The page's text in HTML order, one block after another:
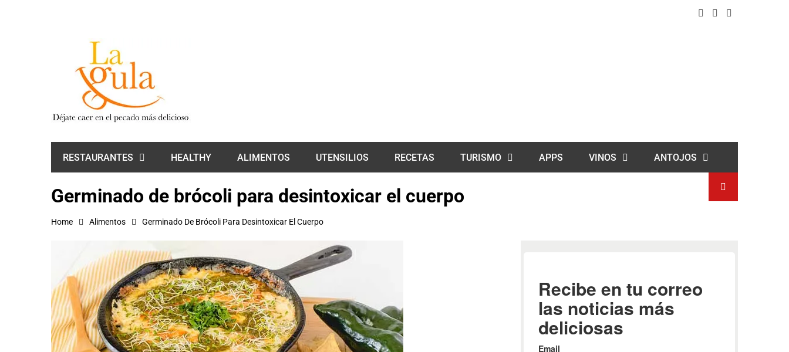
RESTAURANTES HEALTHY ALIMENTOS UTENSILIOS RECETAS TURISMO APPS VINOS ANTOJOS
Germinado de brócoli para desintoxicar el cuerpo
Home Alimentos Germinado De Brócoli Para Desintoxicar El Cuerpo